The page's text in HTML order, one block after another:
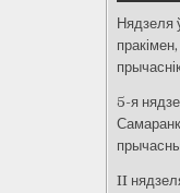
Нядзеля
5-я
II